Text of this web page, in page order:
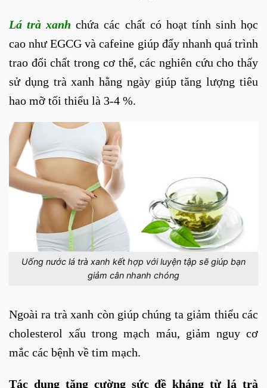
Lá trà xanh chứa các chất có hoạt tính sinh học
cao như EGCG và cafeine giúp đẩy nhanh quá trình
trao đổi chất trong cơ thể, các nghiên cứu cho thấy
sử dụng trà xanh hằng ngày giúp tăng lượng tiêu
hao mỡ tối thiểu là 3-4 %.
Uống nước lá trà xanh kết hợp với luyện tập sẽ giúp bạn
giảm cân nhanh chóng
Ngoài ra trà xanh còn giúp chúng ta giảm thiểu các
cholesterol xấu trong mạch máu, giảm nguy cơ
mắc các bệnh về tim mạch.
Tác dụng tăng cường sức đề kháng từ lá trà